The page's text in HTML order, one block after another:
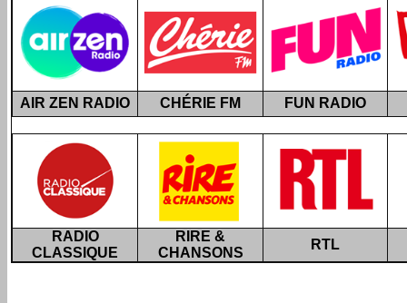
AIR ZEN RADIO CHÉRIE FM FUN RADIO
RADIO
CLASSIQUE
RIRE &
CHANSONS
RTL